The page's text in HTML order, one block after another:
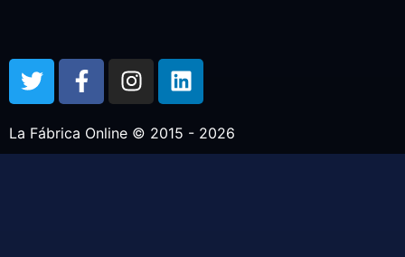
La Fábrica Online © 2015 - 2026